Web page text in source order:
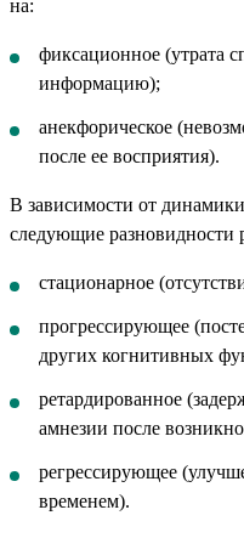
на:
фиксационное (утрата
информацию);
анекфорическое
после ее восприятия).
В зависимости от
следующие разновидности
стационарное
прогрессирующее
других когнитивных
ретардированное
амнезии после
регрессирующее
временем).